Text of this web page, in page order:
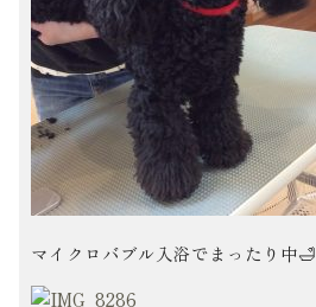
マイクロバブル入浴でまったり中🛁